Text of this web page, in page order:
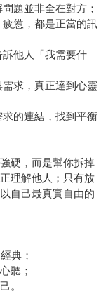
題並非全在對方；
憊，都是正當的訊
訴他人「我需要什
求，真正達到心靈
的連結，找到平衡
硬，而是幫你拆掉
理解他人；只有放
自己最真實自由的
典；
聽；
。